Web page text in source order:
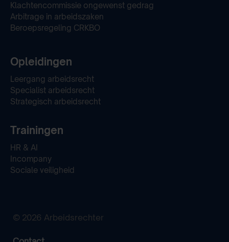
Klachtencommissie ongewenst gedrag
Arbitrage in arbeidszaken
Beroepsregeling CRKBO
Opleidingen
Leergang arbeidsrecht
Specialist arbeidsrecht
Strategisch arbeidsrecht
Trainingen
HR & AI
Incompany
Sociale veiligheid
© 2026 Arbeidsrechter